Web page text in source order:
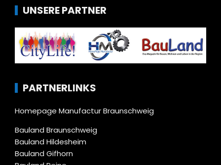
UNSERE PARTNER
PARTNERLINKS
Homepage Manufactur Braunschweig
Bauland Braunschweig
Bauland Hildesheim
Bauland Gifhorn